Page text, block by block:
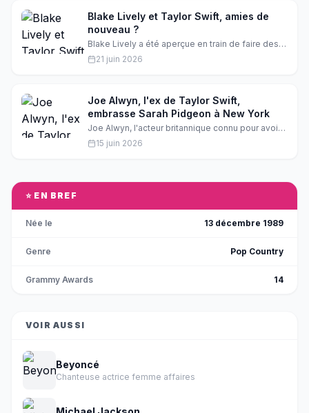
inoubliable.
Blake Lively et Taylor Swift, amies de
nouveau ?
Blake Lively a été aperçue en train de faire des
courses tandis que son amie d'enfance Taylor
Swift organisait une fête de célibataire avec ses
21 juin 2026
Joe Alwyn, l'ex de Taylor Swift,
embrasse Sarah Pidgeon à New York
Joe Alwyn, l'acteur britannique connu pour avoir
été le compagnon de Taylor Swift, a été aperçu
en train d'embrasser Sarah Pidgeon, la star de
compagnie l'un de l'autre. Découvrez les détails
15 juin 2026
⭐ EN BREF
Née le 13 décembre 1989
Genre Pop Country
Grammy Awards 14
VOIR AUSSI
Beyoncé
Chanteuse actrice femme affaires